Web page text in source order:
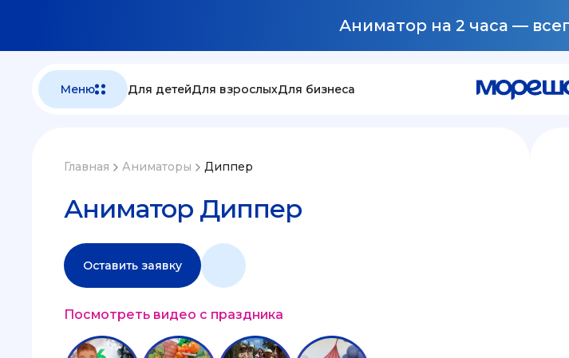
Аниматор на 2 часа —
Меню Для детейДля взрослыхДля бизнеса
Главная Аниматоры Диппер
Аниматор Диппер
Оставить заявку
Посмотреть видео с праздника